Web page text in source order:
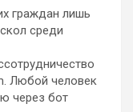
граждан лишь
среди
Любой человек
через бот